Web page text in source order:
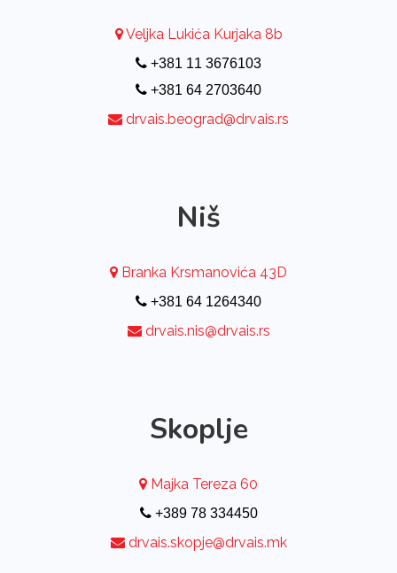
Veljka Lukića Kurjaka 8b
+381 11 3676103
+381 64 2703640
drvais.beograd@drvais.rs
Niš
Branka Krsmanovića 43D
+381 64 1264340
drvais.nis@drvais.rs
Skoplje
Majka Tereza 60
+389 78 334450
drvais.skopje@drvais.mk